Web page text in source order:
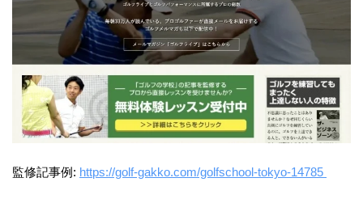
監修記事例: https://golf-gakko.com/golfschool-tokyo-14785